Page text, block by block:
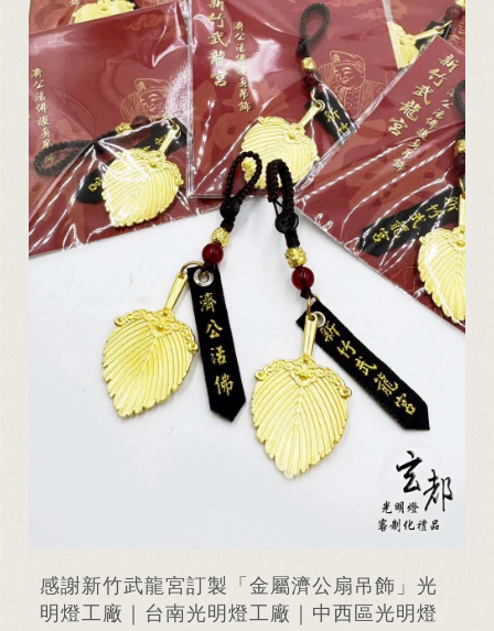
感謝新竹武龍宮訂製「金屬濟公扇吊飾」光
明燈工廠｜台南光明燈工廠｜中西區光明燈